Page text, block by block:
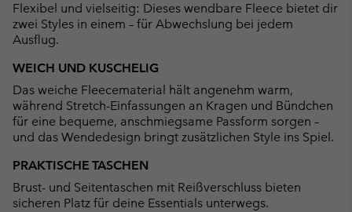
Flexibel und vielseitig: Dieses wendbare Fleece bietet dir
zwei Styles in einem – für Abwechslung bei jedem
Ausflug.
WEICH UND KUSCHELIG
Das weiche Fleecematerial hält angenehm warm,
während Stretch-Einfassungen an Kragen und Bündchen
für eine bequeme, anschmiegsame Passform sorgen –
und das Wendedesign bringt zusätzlichen Style ins Spiel.
PRAKTISCHE TASCHEN
Brust- und Seitentaschen mit Reißverschluss bieten
sicheren Platz für deine Essentials unterwegs.